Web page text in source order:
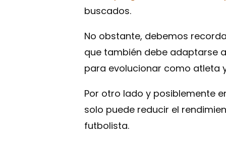
buscados.
No obstante, debemos
que también debe adaptarse
para evolucionar como atleta
Por otro lado y posiblemente
solo puede reducir el
futbolista.